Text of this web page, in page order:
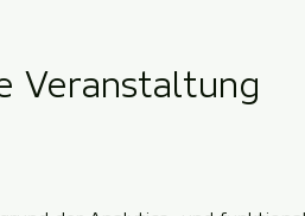
Veranstaltung